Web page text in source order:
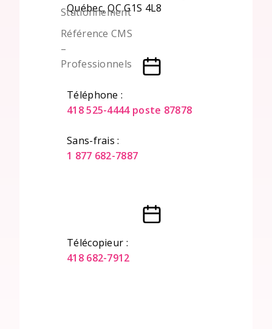
Stationnement
Référence CMS
–
Professionnels
Québec, QC G1S 4L8
Téléphone :
418 525-4444 poste 87878
Sans-frais :
1 877 682-7887
Télécopieur :
418 682-7912